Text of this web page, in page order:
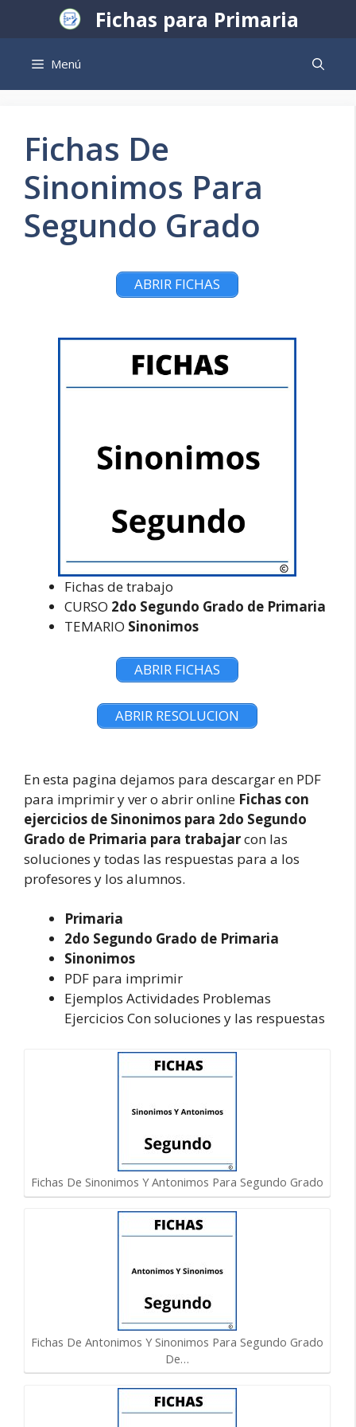
Fichas para Primaria
Menú
Fichas De
Sinonimos Para
Segundo Grado
ABRIR FICHAS
Fichas de trabajo
CURSO 2do Segundo Grado de Primaria
TEMARIO Sinonimos
ABRIR FICHAS
ABRIR RESOLUCION
En esta pagina dejamos para descargar en PDF
para imprimir y ver o abrir online Fichas con
ejercicios de Sinonimos para 2do Segundo
Grado de Primaria para trabajarcon las
soluciones y todas las respuestas para a los
profesores y los alumnos.
Primaria
2do Segundo Grado de Primaria
Sinonimos
PDF para imprimir
Ejemplos Actividades Problemas
Ejercicios Con soluciones y las respuestas
Fichas De Sinonimos Y Antonimos Para Segundo Grado
Fichas De Antonimos Y Sinonimos Para Segundo Grado
De…